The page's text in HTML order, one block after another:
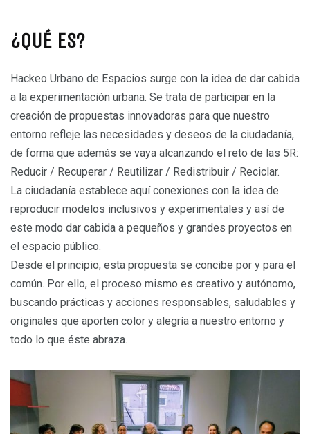
¿QUÉ ES?
Hackeo Urbano de Espacios surge con la idea de dar cabida
a la experimentación urbana. Se trata de participar en la
creación de propuestas innovadoras para que nuestro
entorno refleje las necesidades y deseos de la ciudadanía,
de forma que además se vaya alcanzando el reto de las 5R:
Reducir / Recuperar / Reutilizar / Redistribuir / Reciclar.
La ciudadanía establece aquí conexiones con la idea de
reproducir modelos inclusivos y experimentales y así de
este modo dar cabida a pequeños y grandes proyectos en
el espacio público.
Desde el principio, esta propuesta se concibe por y para el
común. Por ello, el proceso mismo es creativo y autónomo,
buscando prácticas y acciones responsables, saludables y
originales que aporten color y alegría a nuestro entorno y
todo lo que éste abraza.